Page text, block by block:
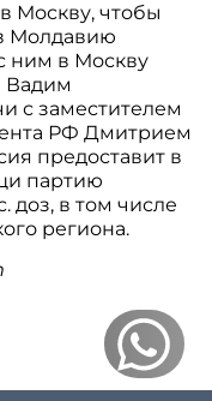
Москву, чтобы
Молдавию
ним в Москву
Вадим
с заместителем
РФ Дмитрием
предоставит в
партию
доз, в том числе
региона.